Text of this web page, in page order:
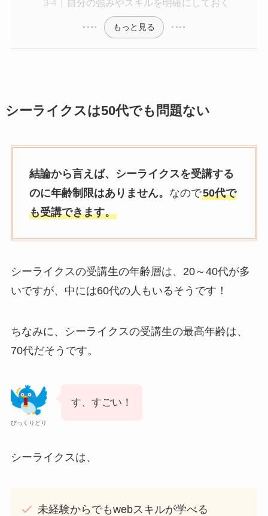
自分の強みやスキルを明確にしておく
もっと見る
シーライクスは50代でも問題ない
結論から言えば、シーライクスを受講する
のに年齢制限はありません。 なので50代で
も受講できます。
シーライクスの受講生の年齢層は、20～40代が多
いですが、中には60代の人もいるそうです！
ちなみに、シーライクスの受講生の最高年齢は、
70代だそうです。
びっくりどり
す、すごい！
シーライクスは、
未経験からでもwebスキルが学べる